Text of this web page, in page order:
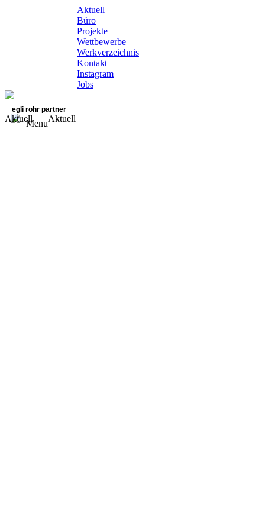
Aktuell
Büro
Projekte
Wettbewerbe
Werkverzeichnis
Kontakt
Instagram
Jobs
egli rohr partner
Menu
Aktuell Aktuell